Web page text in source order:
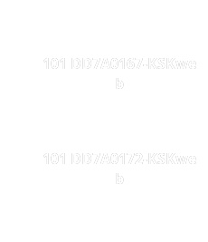
101 DD7A0167-KSKwe
b
101 DD7A0172-KSKwe
b